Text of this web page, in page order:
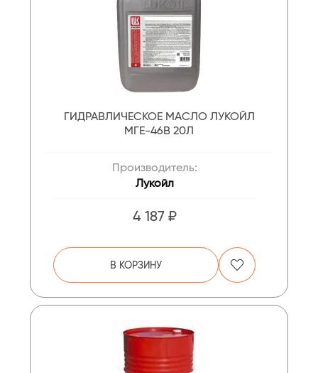
ГИДРАВЛИЧЕСКОЕ МАСЛО ЛУКОЙЛ
МГЕ-46В 20Л
Производитель:
Лукойл
4 187 ₽
В КОРЗИНУ